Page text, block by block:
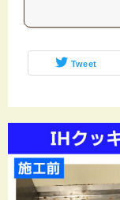
Tweet